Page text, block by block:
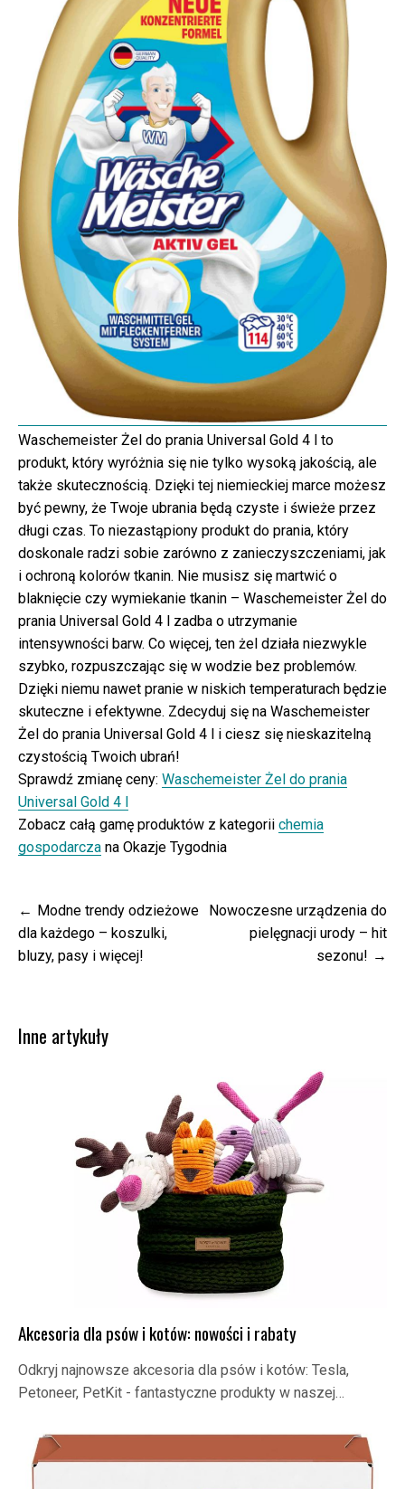
Waschemeister Żel do prania Universal Gold 4 l to
produkt, który wyróżnia się nie tylko wysoką jakością, ale
także skutecznością. Dzięki tej niemieckiej marce możesz
być pewny, że Twoje ubrania będą czyste i świeże przez
długi czas. To niezastąpiony produkt do prania, który
doskonale radzi sobie zarówno z zanieczyszczeniami, jak
i ochroną kolorów tkanin. Nie musisz się martwić o
blaknięcie czy wymiekanie tkanin – Waschemeister Żel do
prania Universal Gold 4 l zadba o utrzymanie
intensywności barw. Co więcej, ten żel działa niezwykle
szybko, rozpuszczając się w wodzie bez problemów.
Dzięki niemu nawet pranie w niskich temperaturach będzie
skuteczne i efektywne. Zdecyduj się na Waschemeister
Żel do prania Universal Gold 4 l i ciesz się nieskazitelną
czystością Twoich ubrań!
Sprawdź zmianę ceny: Waschemeister Żel do prania
Universal Gold 4 l
Zobacz całą gamę produktów z kategorii chemia
gospodarcza na Okazje Tygodnia
Nawigacja
wpisu
Modne trendy odzieżowe
dla każdego – koszulki,
bluzy, pasy i więcej!
Nowoczesne urządzenia do
pielęgnacji urody – hit
sezonu!
Inne artykuły
Akcesoria dla psów i kotów: nowości i rabaty
Odkryj najnowsze akcesoria dla psów i kotów: Tesla,
Petoneer, PetKit - fantastyczne produkty w naszej…